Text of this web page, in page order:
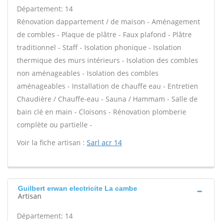
Département: 14
Rénovation dappartement / de maison - Aménagement
de combles - Plaque de plâtre - Faux plafond - Plâtre
traditionnel - Staff - Isolation phonique - Isolation
thermique des murs intérieurs - Isolation des combles
non aménageables - Isolation des combles
aménageables - Installation de chauffe eau - Entretien
Chaudière / Chauffe-eau - Sauna / Hammam - Salle de
bain clé en main - Cloisons - Rénovation plomberie
complète ou partielle -
Voir la fiche artisan : Sarl acr 14
Guilbert erwan electricite La cambe
Artisan
Département: 14